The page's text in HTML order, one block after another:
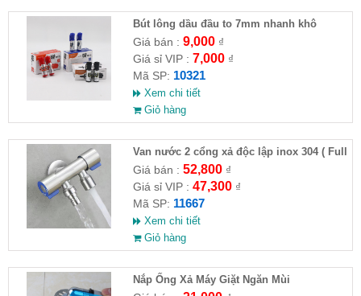
Bút lông dầu đầu to 7mm nhanh khô
Giá bán : 9,000₫
Giá sỉ VIP : 7,000₫
Mã SP: 10321
Xem chi tiết
Giỏ hàng
Van nước 2 cổng xả độc lập inox 304 ( Full
VAT )
Giá bán : 52,800₫
Giá sỉ VIP : 47,300₫
Mã SP: 11667
Xem chi tiết
Giỏ hàng
Nắp Ống Xả Máy Giặt Ngăn Mùi